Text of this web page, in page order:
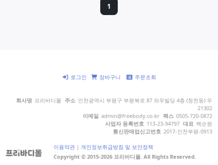
1
로그인 장바구니 주문조회
이용약관 | 개인정보취급방침 및 보안정책
Copyright © 2015-2026 프리바디몰. All Rights Reserved.
회사명 프리바디몰 주소 인천광역시 부평구 부평북로 87 와우빌딩 4층 (청천동) 우
21302
이메일 admin@freebody.co.kr 팩스 0505-720-0872
사업자 등록번호 113-23-94797 대표 백순원
통신판매업신고번호 2017-인천부평-0913